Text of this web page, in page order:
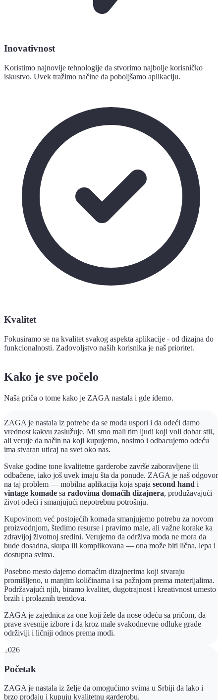
Inovativnost
Koristimo najnovije tehnologije da stvorimo najbolje korisničko
iskustvo. Uvek tražimo načine da poboljšamo aplikaciju.
Kvalitet
Fokusiramo se na kvalitet svakog aspekta aplikacije - od dizajna do
funkcionalnosti. Zadovoljstvo naših korisnika je naš prioritet.
Kako je sve počelo
Naša priča o tome kako je ZAGA nastala i gde idemo.
ZAGA je nastala iz potrebe da se moda uspori i da odeći damo
vrednost kakvu zaslužuje. Mi smo mali tim ljudi koji voli dobar stil,
ali veruje da način na koji kupujemo, nosimo i odbacujemo odeću
ima stvaran uticaj na svet oko nas.
Svake godine tone kvalitetne garderobe završe zaboravljene ili
odbačene, iako još uvek imaju šta da ponude. ZAGA je naš odgovor
na taj problem — mobilna aplikacija koja spaja second hand i
vintage komade sa radovima domaćih dizajnera, produžavajući
život odeći i smanjujući nepotrebnu potrošnju.
Kupovinom već postojećih komada smanjujemo potrebu za novom
proizvodnjom, štedimo resurse i pravimo male, ali važne korake ka
zdravijoj životnoj sredini. Verujemo da održiva moda ne mora da
bude dosadna, skupa ili komplikovana — ona može biti lična, lepa i
dostupna svima.
Posebno mesto dajemo domaćim dizajnerima koji stvaraju
promišljeno, u manjim količinama i sa pažnjom prema materijalima.
Podržavajući njih, biramo kvalitet, dugotrajnost i kreativnost umesto
brzih i prolaznih trendova.
ZAGA je zajednica za one koji žele da nose odeću sa pričom, da
prave svesnije izbore i da kroz male svakodnevne odluke grade
održiviji i ličniji odnos prema modi.
2026
Početak
ZAGA je nastala iz želje da omogućimo svima u Srbiji da lako i
brzo prodaju i kupuju kvalitetnu garderobu.